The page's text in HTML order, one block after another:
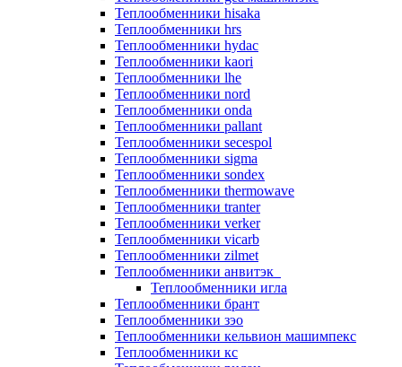
Теплообменники hisaka
Теплообменники hrs
Теплообменники hydac
Теплообменники kaori
Теплообменники lhe
Теплообменники nord
Теплообменники onda
Теплообменники pallant
Теплообменники secespol
Теплообменники sigma
Теплообменники sondex
Теплообменники thermowave
Теплообменники tranter
Теплообменники verker
Теплообменники vicarb
Теплообменники zilmet
Теплообменники анвитэк
Теплообменники игла
Теплообменники брант
Теплообменники зэо
Теплообменники кельвион машимпекс
Теплообменники кс